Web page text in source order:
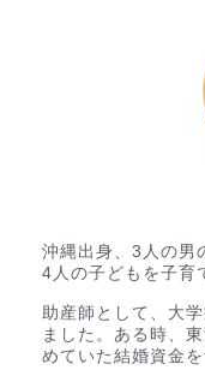
沖縄出身、3人の男
4人の子どもを子育
助産師として、大
ました。ある時、
めていた結婚資金